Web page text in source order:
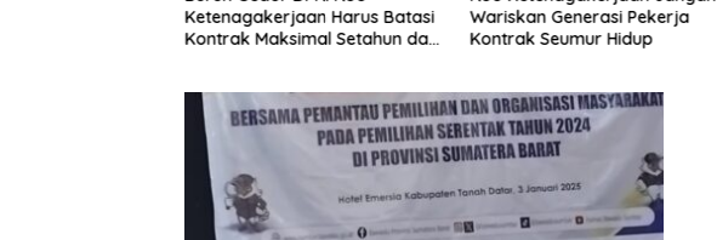
Ketenagakerjaan Harus Batasi
Kontrak Maksimal Setahun dan
Wariskan Generasi Pekerja
Kontrak Seumur Hidup